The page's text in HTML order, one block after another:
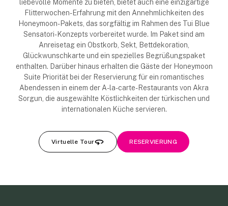
liebevolle Momente zu bieten, bietet auch eine einzigartige
Flitterwochen-Erfahrung mit den Annehmlichkeiten des
Honeymoon-Pakets, das sorgfältig im Rahmen des Tui Blue
Sensatori-Konzepts vorbereitet wurde. Im Paket sind am
Anreisetag ein Obstkorb, Sekt, Bettdekoration,
Glückwunschkarte und ein spezielles Begrüßungspaket
enthalten. Darüber hinaus erhalten die Gäste der Honeymoon
Suite Priorität bei der Reservierung für ein romantisches
Abendessen in einem der A-la-carte-Restaurants von Akra
Sorgun, die ausgewählte Köstlichkeiten der türkischen und
internationalen Küche servieren.
Virtuelle Tour RESERVIERUNG